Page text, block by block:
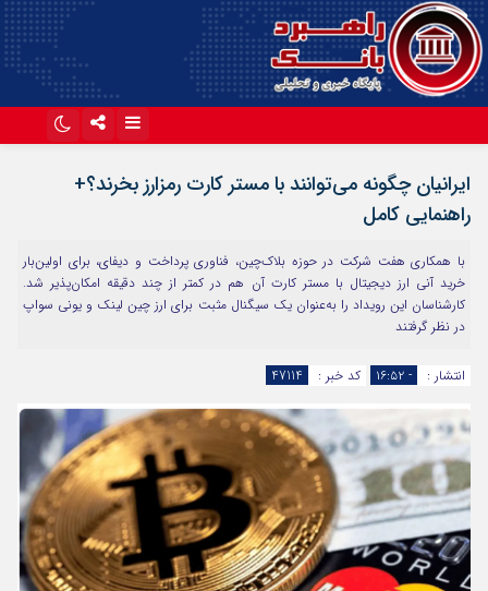
آپارات
ایرانیان چگونه می‌توانند با مستر کارت رمزارز بخرند؟+
راهنمایی کامل
با همکاری هفت شرکت در حوزه بلاک‌چین، فناوری پرداخت و دیفای، برای اولین‌بار
خرید آنی ارز دیجیتال با مستر کارت آن هم در کمتر از چند دقیقه امکان‌پذیر شد.
کارشناسان این رویداد را به‌عنوان یک سیگنال مثبت برای ارز چین لینک و یونی سواپ
در نظر گرفتند
انتشار : - ۱۶:۵۲ کد خبر : 47114